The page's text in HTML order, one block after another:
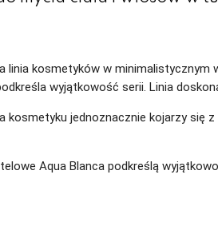
kosmetyków w minimalistycznym
wyjątkowość serii. Linia
kosmetyku jednoznacznie kojarzy się
Aqua Blanca podkreślą